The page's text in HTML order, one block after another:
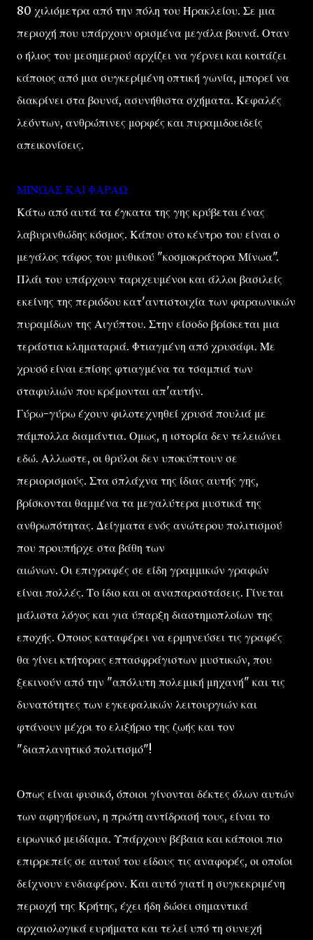
80 χιλιόμετρα από την πόλη του Ηρακλείου. Σε μια
περιοχή που υπάρχουν ορισμένα μεγάλα βουνά. Οταν
ο ήλιος του μεσημεριού αρχίζει να γέρνει και κοιτάζει
κάποιος από μια συγκερίμένη οπτική γωνία, μπορεί να
διακρίνει στα βουνά, ασυνήθιστα σχήματα. Κεφαλές
λεόντων, ανθρώπινες μορφές και πυραμιδοειδείς
απεικονίσεις.
ΜΙΝΩΑΣ ΚΑΙ ΦΑΡΑΩ
Κάτω από αυτά τα έγκατα της γης κρύβεται ένας
λαβυρινθώδης κόσμος. Κάπου στο κέντρο του είναι ο
μεγάλος τάφος του μυθικού "κοσμοκράτορα Μίνωα".
Πλάι του υπάρχουν ταριχευμένοι και άλλοι βασιλείς
εκείνης της περιόδου κατ'αντιστοιχία των φαραωνικών
πυραμίδων της Αιγύπτου. Στην είσοδο βρίσκεται μια
τεράστια κληματαριά. Φτιαγμένη από χρυσάφι. Με
χρυσό είναι επίσης φτιαγμένα τα τσαμπιά των
σταφυλιών που κρέμονται απ'αυτήν.
Γύρω-γύρω έχουν φιλοτεχνηθεί χρυσά πουλιά με
πάμπολλα διαμάντια. Ομως, η ιστορία δεν τελειώνει
εδώ. Αλλωστε, οι θρύλοι δεν υποκύπτουν σε
περιορισμούς. Στα σπλάχνα της ίδιας αυτής γης,
βρίσκονται θαμμένα τα μεγαλύτερα μυστικά της
ανθρωπότητας. Δείγματα ενός ανώτερου πολιτισμού
που προυπήρχε στα βάθη των
αιώνων. Οι επιγραφές σε είδη γραμμικών γραφών
είναι πολλές. Το ίδιο και οι αναπαραστάσεις. Γίνεται
μάλιστα λόγος και για ύπαρξη διαστημοπλοίων της
εποχής. Οποιος καταφέρει να ερμηνεύσει τις γραφές
θα γίνει κτήτορας επτασφράγιστων μυστικών, που
ξεκινούν από την "απόλυτη πολεμική μηχανή" και τις
δυνατότητες των εγκεφαλικών λειτουργιών και
φτάνουν μέχρι το ελιξήριο της ζωής και τον
"διαπλανητικό πολιτισμό"!
Οπως είναι φυσικό, όποιοι γίνονται δέκτες όλων αυτών
των αφηγήσεων, η πρώτη αντίδρασή τους, είναι το
ειρωνικό μειδίαμα. Υπάρχουν βέβαια και κάποιοι πιο
επιρρεπείς σε αυτού του είδους τις αναφορές, οι οποίοι
δείχνουν ενδιαφέρον. Και αυτό γιατί η συγκεκριμένη
περιοχή της Κρήτης, έχει ήδη δώσει σημαντικά
αρχαιολογικά ευρήματα και τελεί υπό τη συνεχή